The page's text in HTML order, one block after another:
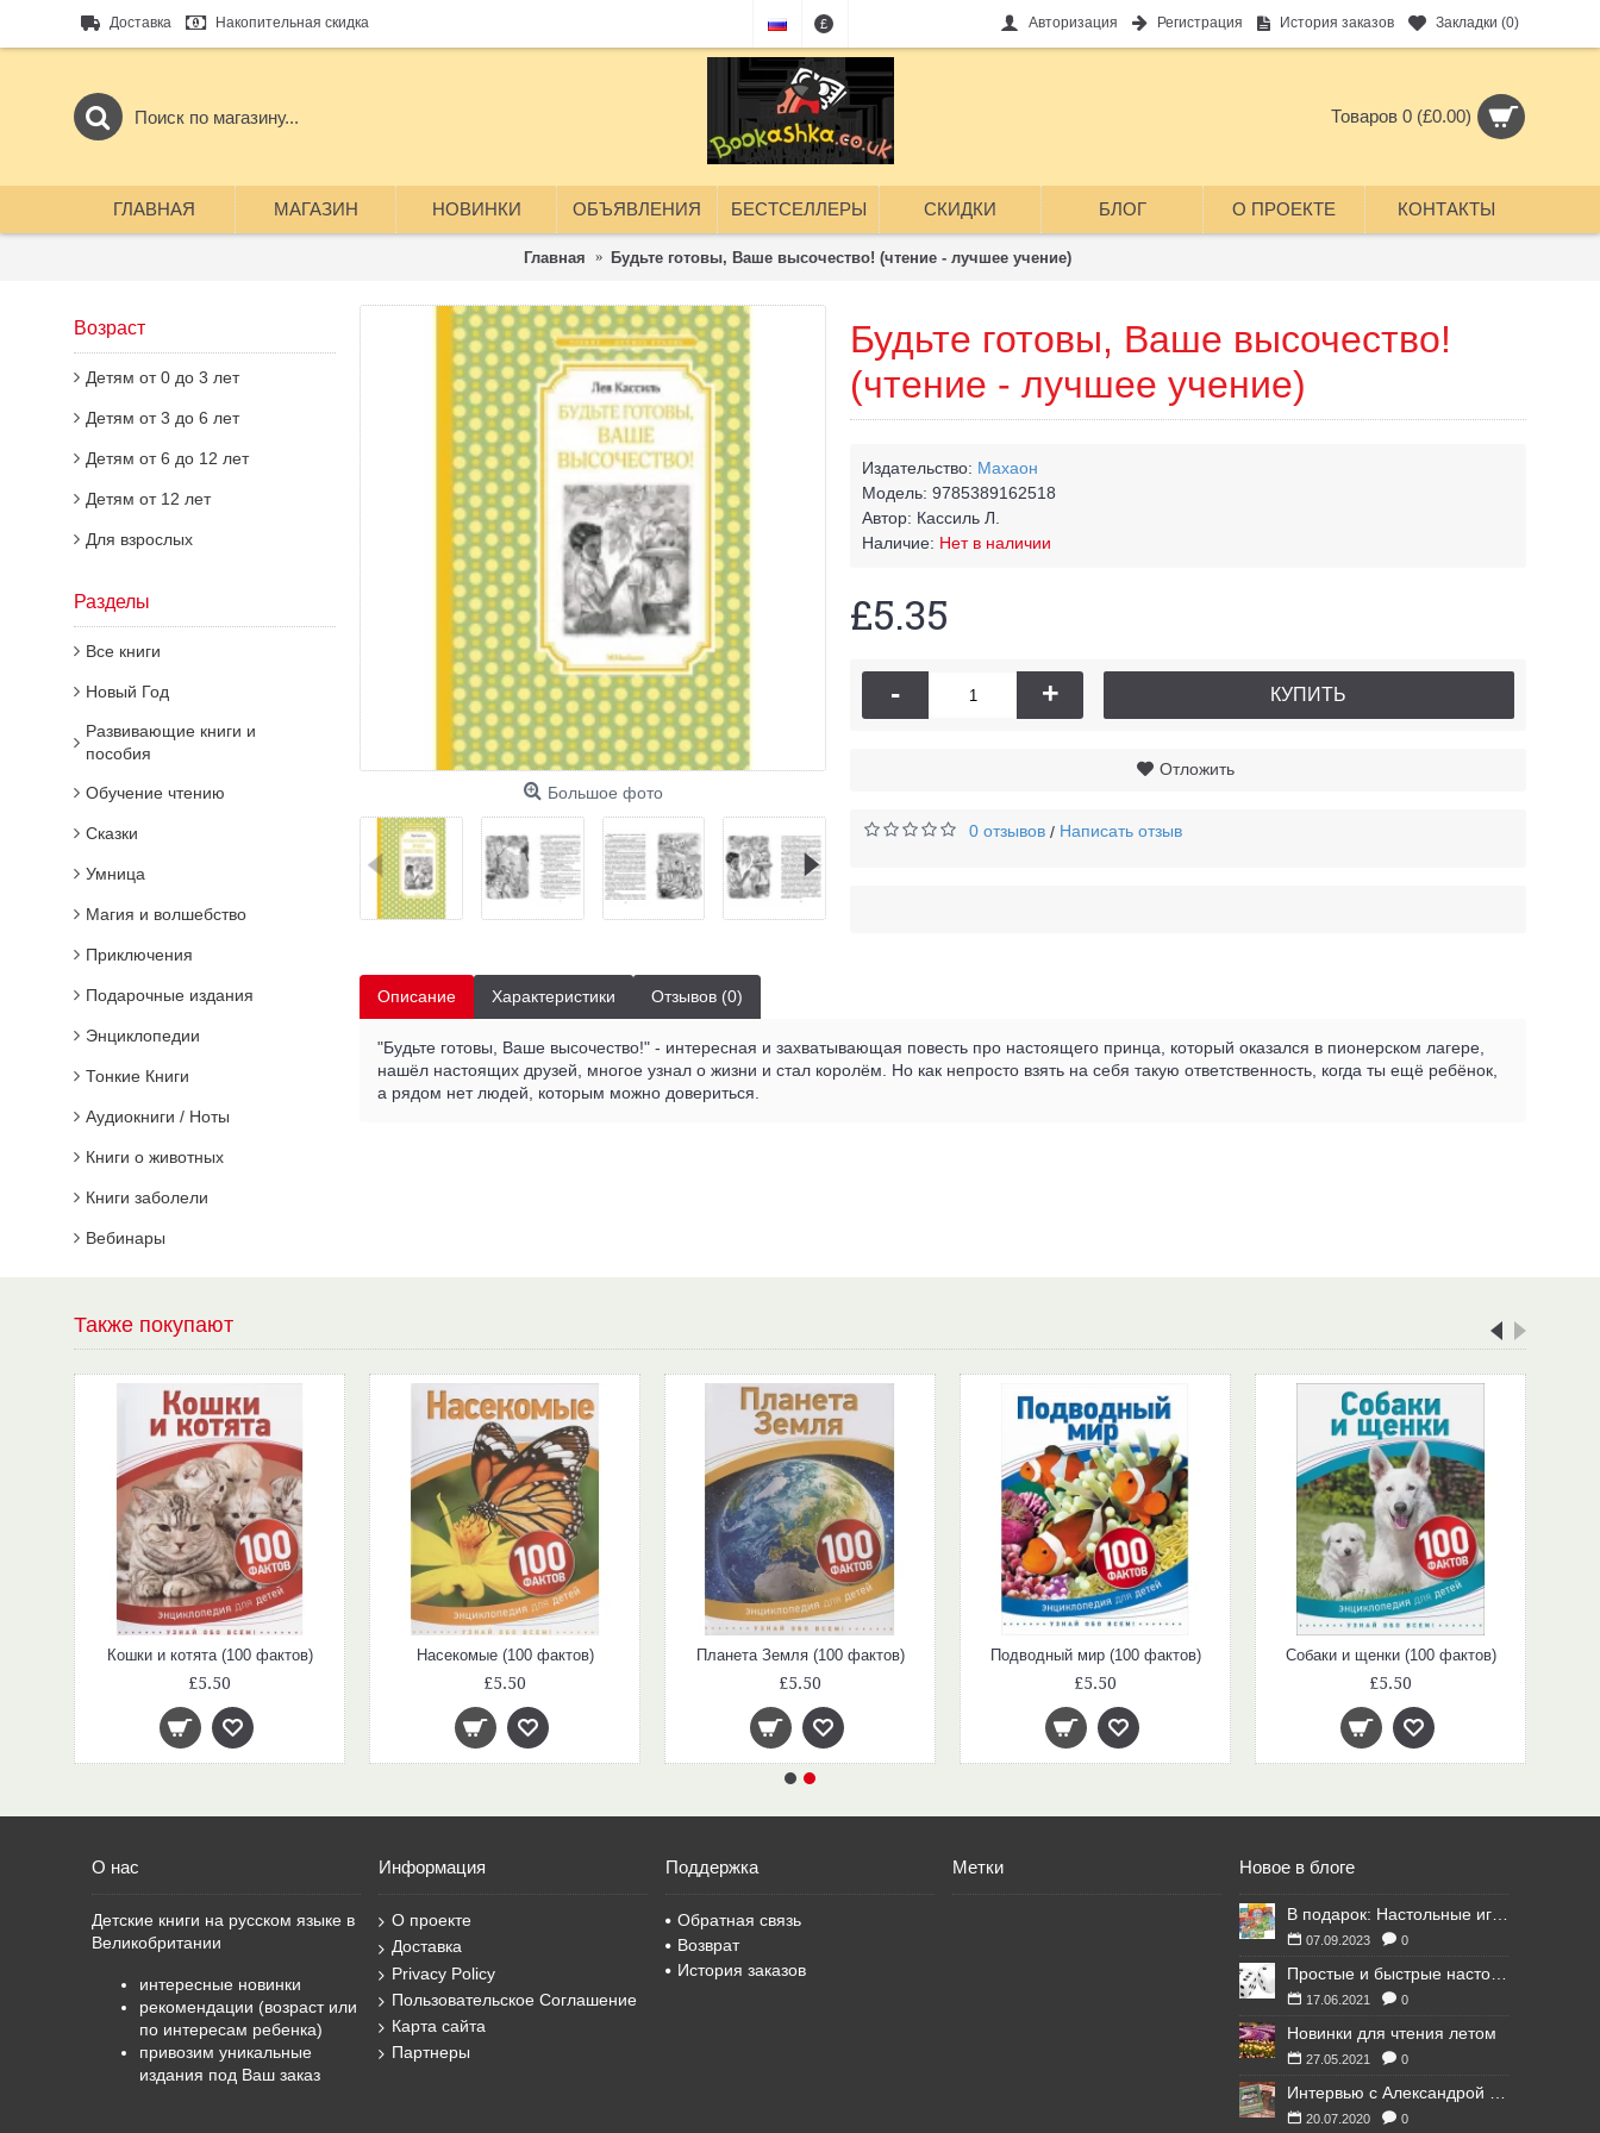
Доставка Накопительная скидка £ Авторизация Регистрация История заказов Закладки (0)
Товаров 0 (£0.00)
ГЛАВНАЯ МАГАЗИН НОВИНКИ ОБЪЯВЛЕНИЯ БЕСТСЕЛЛЕРЫ СКИДКИ БЛОГ О ПРОЕКТЕ КОНТАКТЫ
Главная Будьте готовы, Ваше высочество! (чтение - лучшее учение)
Возраст
Детям от 0 до 3 лет
Детям от 3 до 6 лет
Детям от 6 до 12 лет
Детям от 12 лет
Для взрослых
Разделы
Все книги
Новый Год
Развивающие книги и
пособия
Обучение чтению
Сказки
Умница
Магия и волшебство
Приключения
Подарочные издания
Энциклопедии
Тонкие Книги
Аудиокниги / Ноты
Книги о животных
Книги заболели
Вебинары
Большое фото
Будьте готовы, Ваше высочество!
(чтение - лучшее учение)
Издательство: Махаон
Модель: 9785389162518
Автор: Кассиль Л.
Наличие: Нет в наличии
£5.35
- + КУПИТЬ
Отложить
0 отзывов / Написать отзыв
Описание Характеристики Отзывов (0)
"Будьте готовы, Ваше высочество!" - интересная и захватывающая повесть про настоящего принца, который оказался в пионерском лагере,
нашёл настоящих друзей, многое узнал о жизни и стал королём. Но как непросто взять на себя такую ответственность, когда ты ещё ребёнок,
а рядом нет людей, которым можно довериться.
Также покупают
Кошки и котята (100 фактов)
£5.50
Насекомые (100 фактов)
£5.50
Планета Земля (100 фактов)
£5.50
Подводный мир (100 фактов)
£5.50
Собаки и щенки (100 фактов)
£5.50
О нас
Детские книги на русском языке в
Великобритании
интересные новинки
рекомендации (возраст или
по интересам ребенка)
привозим уникальные
издания под Ваш заказ
Информация
О проекте
Доставка
Privacy Policy
Пользовательское Соглашение
Карта сайта
Партнеры
Поддержка
Обратная связь
Возврат
История заказов
Метки Новое в блоге
07.09.2023 0
17.06.2021 0
Новинки для чтения летом
27.05.2021 0
20.07.2020 0